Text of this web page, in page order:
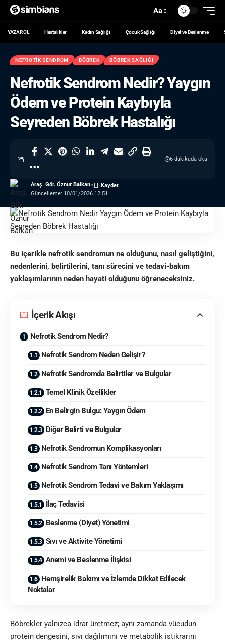
Aa
YAZAR OL Hastalıklar Kadın Sağlığı Çocuk Sağlığı Diyet ve Beslenme
NEFROTIK SENDROM BÖBREK BÖBREK SAĞLIĞI
Nefrotik Sendrom Nedir? Yaygın
Ödem ve Protein Kaybıyla
Seyreden Böbrek Hastalığı
Güncelleme: 10/01/2026 12:51
Araş. Gör. Öznur Balkan
6 dakikada oku
Bu içerikle nefrotik sendromun ne olduğunu, nasıl geliştiğini,
nedenlerini, belirtilerini, tanı sürecini ve tedavi-bakım
yaklaşımlarının neden hayati olduğunu öğreneceksiniz.
İçerik Akışı
Nefrotik Sendrom Nedir?
Nefrotik Sendrom Neden Gelişir?
Nefrotik Sendromda Belirtiler ve Bulgular
Temel Klinik Özellikler
En Belirgin Bulgu: Yaygın Ödem
Diğer Belirti ve Bulgular
Nefrotik Sendromun Komplikasyonları
Nefrotik Sendrom Tanı Yöntemleri
Nefrotik Sendrom Tedavi ve Bakım Yaklaşımı
İlaç Tedavisi
Beslenme (Diyet) Yönetimi
Sıvı ve Aktivite Yönetimi
Anemi ve Beslenme İlişkisi
Hemşirelik Bakımı ve İzlemde Dikkat Edilecek
Noktalar
Böbrekler yalnızca idrar üretmez; aynı zamanda vücudun
protein dengesini, sıvı dağılımını ve metabolik istikrarını